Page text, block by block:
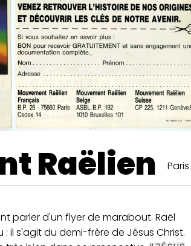
Raëlien Paris
parler d'un flyer de marabout. Raël
il s'agit du demi-frère de Jésus Christ.